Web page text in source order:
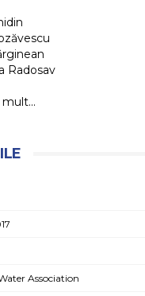
Radosav
Association